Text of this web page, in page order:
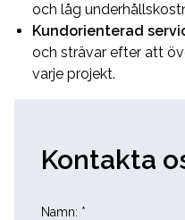
och låg
Kundorienterad
och strävar efter att
varje projekt.
Kontakta
Namn: *